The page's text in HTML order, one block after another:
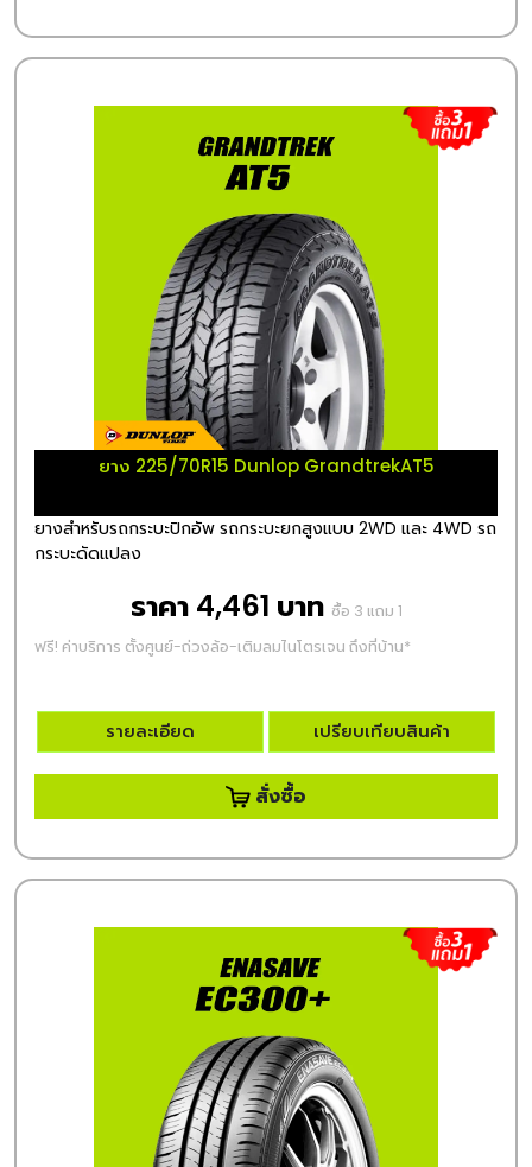
ยาง 225/70R15 Dunlop GrandtrekAT5
ยางสำหรับรถกระบะปิกอัพ รถกระบะยกสูงแบบ 2WD และ 4WD รถ
กระบะดัดแปลง
ราคา 4,461 บาท ซื้อ 3 แถม 1
ฟรี! ค่าบริการ ตั้งศูนย์-ถ่วงล้อ-เติมลมไนโตรเจน ถึงที่บ้าน*
รายละเอียด เปรียบเทียบสินค้า
สั่งซื้อ